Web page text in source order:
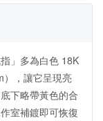
」多為白色 18K
），讓它呈現亮
下略帶黃色的合
室補鍍即可恢復